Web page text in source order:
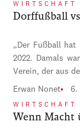
WIRTSCHAFT
Dorffußball
„Der Fußball hat
2022. Damals
Verein, der aus
Erwan Nonet 6.
WIRTSCHAFT
Wenn Macht